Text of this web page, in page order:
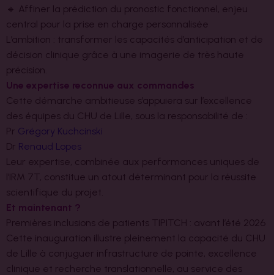
🔹 Affiner la prédiction du pronostic fonctionnel, enjeu
central pour la prise en charge personnalisée
L’ambition : transformer les capacités d’anticipation et de
décision clinique grâce à une imagerie de très haute
précision.
Une expertise reconnue aux commandes
Cette démarche ambitieuse s’appuiera sur l’excellence
des équipes du CHU de Lille, sous la responsabilité de :
Pr Grégory Kuchcinski
Dr Renaud Lopes
Leur expertise, combinée aux performances uniques de
l’IRM 7T, constitue un atout déterminant pour la réussite
scientifique du projet.
Et maintenant ?
Premières inclusions de patients TIPITCH : avant l’été 2026
Cette inauguration illustre pleinement la capacité du CHU
de Lille à conjuguer infrastructure de pointe, excellence
clinique et recherche translationnelle, au service des